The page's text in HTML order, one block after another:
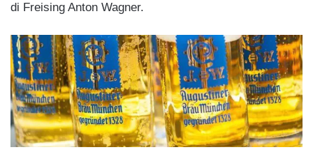
di Freising Anton Wagner.